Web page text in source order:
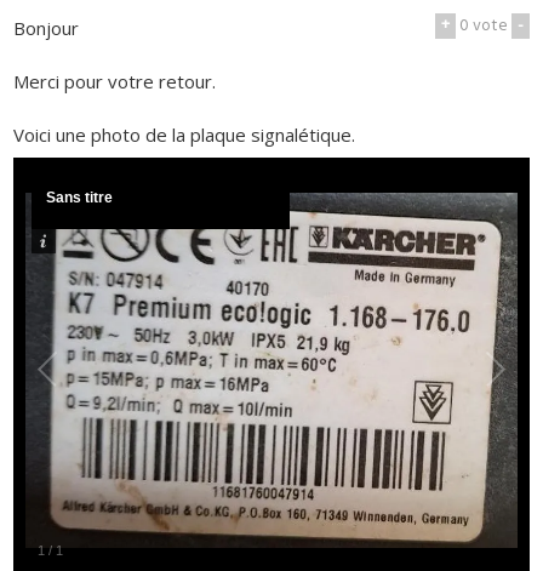
+ 0vote -
Bonjour
Merci pour votre retour.
Voici une photo de la plaque signalétique.
1 / 1
Sans titre